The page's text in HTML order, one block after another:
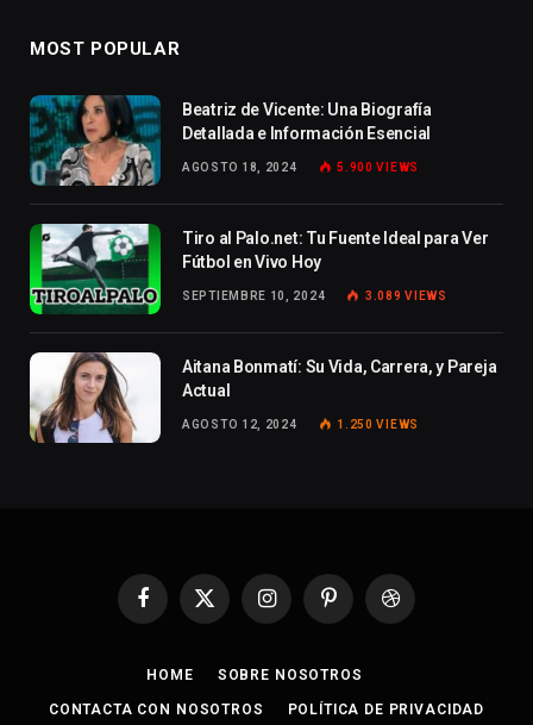
MOST POPULAR
Beatriz de Vicente: Una Biografía
Detallada e Información Esencial
AGOSTO 18, 2024 5.900VIEWS
Tiro al Palo.net: Tu Fuente Ideal para Ver
Fútbol en Vivo Hoy
SEPTIEMBRE 10, 2024 3.089VIEWS
Aitana Bonmatí: Su Vida, Carrera, y Pareja
Actual
AGOSTO 12, 2024 1.250VIEWS
Facebook
X
InstagramPinterestDribbble
HOME SOBRE NOSOTROS
CONTACTA CON NOSOTROS POLÍTICA DE PRIVACIDAD